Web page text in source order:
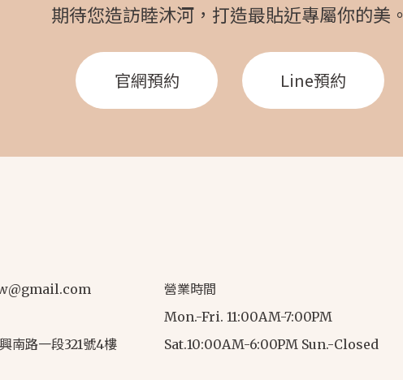
期待您造訪睦沐河， 打造最貼近專屬你的美。
南路一段321號4樓
營業時間
Mon.-Fri. 11:00AM-7:00PM
Sat.10:00AM-6:00PM Sun.-Closed